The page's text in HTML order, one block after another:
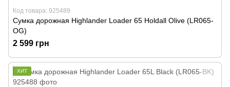
Код товара: 925489
Сумка дорожная Highlander Loader 65 Holdall Olive (LR065-
OG)
2 599 грн
ХИТ